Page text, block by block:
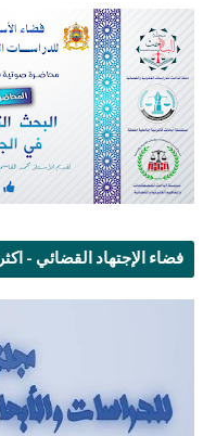
فضاء الإجتهاد القضائي - اكثر 25 ألف قرار قضائي